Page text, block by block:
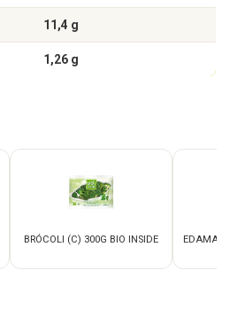
11,4 g
1,26 g
BRÓCOLI (C) 300G BIO INSIDE